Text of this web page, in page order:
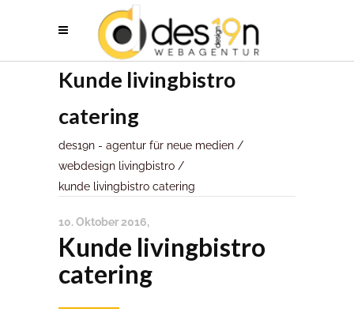
Kunde livingbistro
catering
des19n - agentur für neue medien /
webdesign livingbistro /
kunde livingbistro catering
10. Oktober 2016
Kunde livingbistro
catering